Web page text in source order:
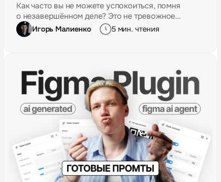
Как часто вы не можете успокоиться, помня
о незавершённом деле? Это не тревожное
расстройство, а всего лишь эффект Зейгарник,
который успешно применяется в UX
Игорь Малиенко 5 мин. чтения